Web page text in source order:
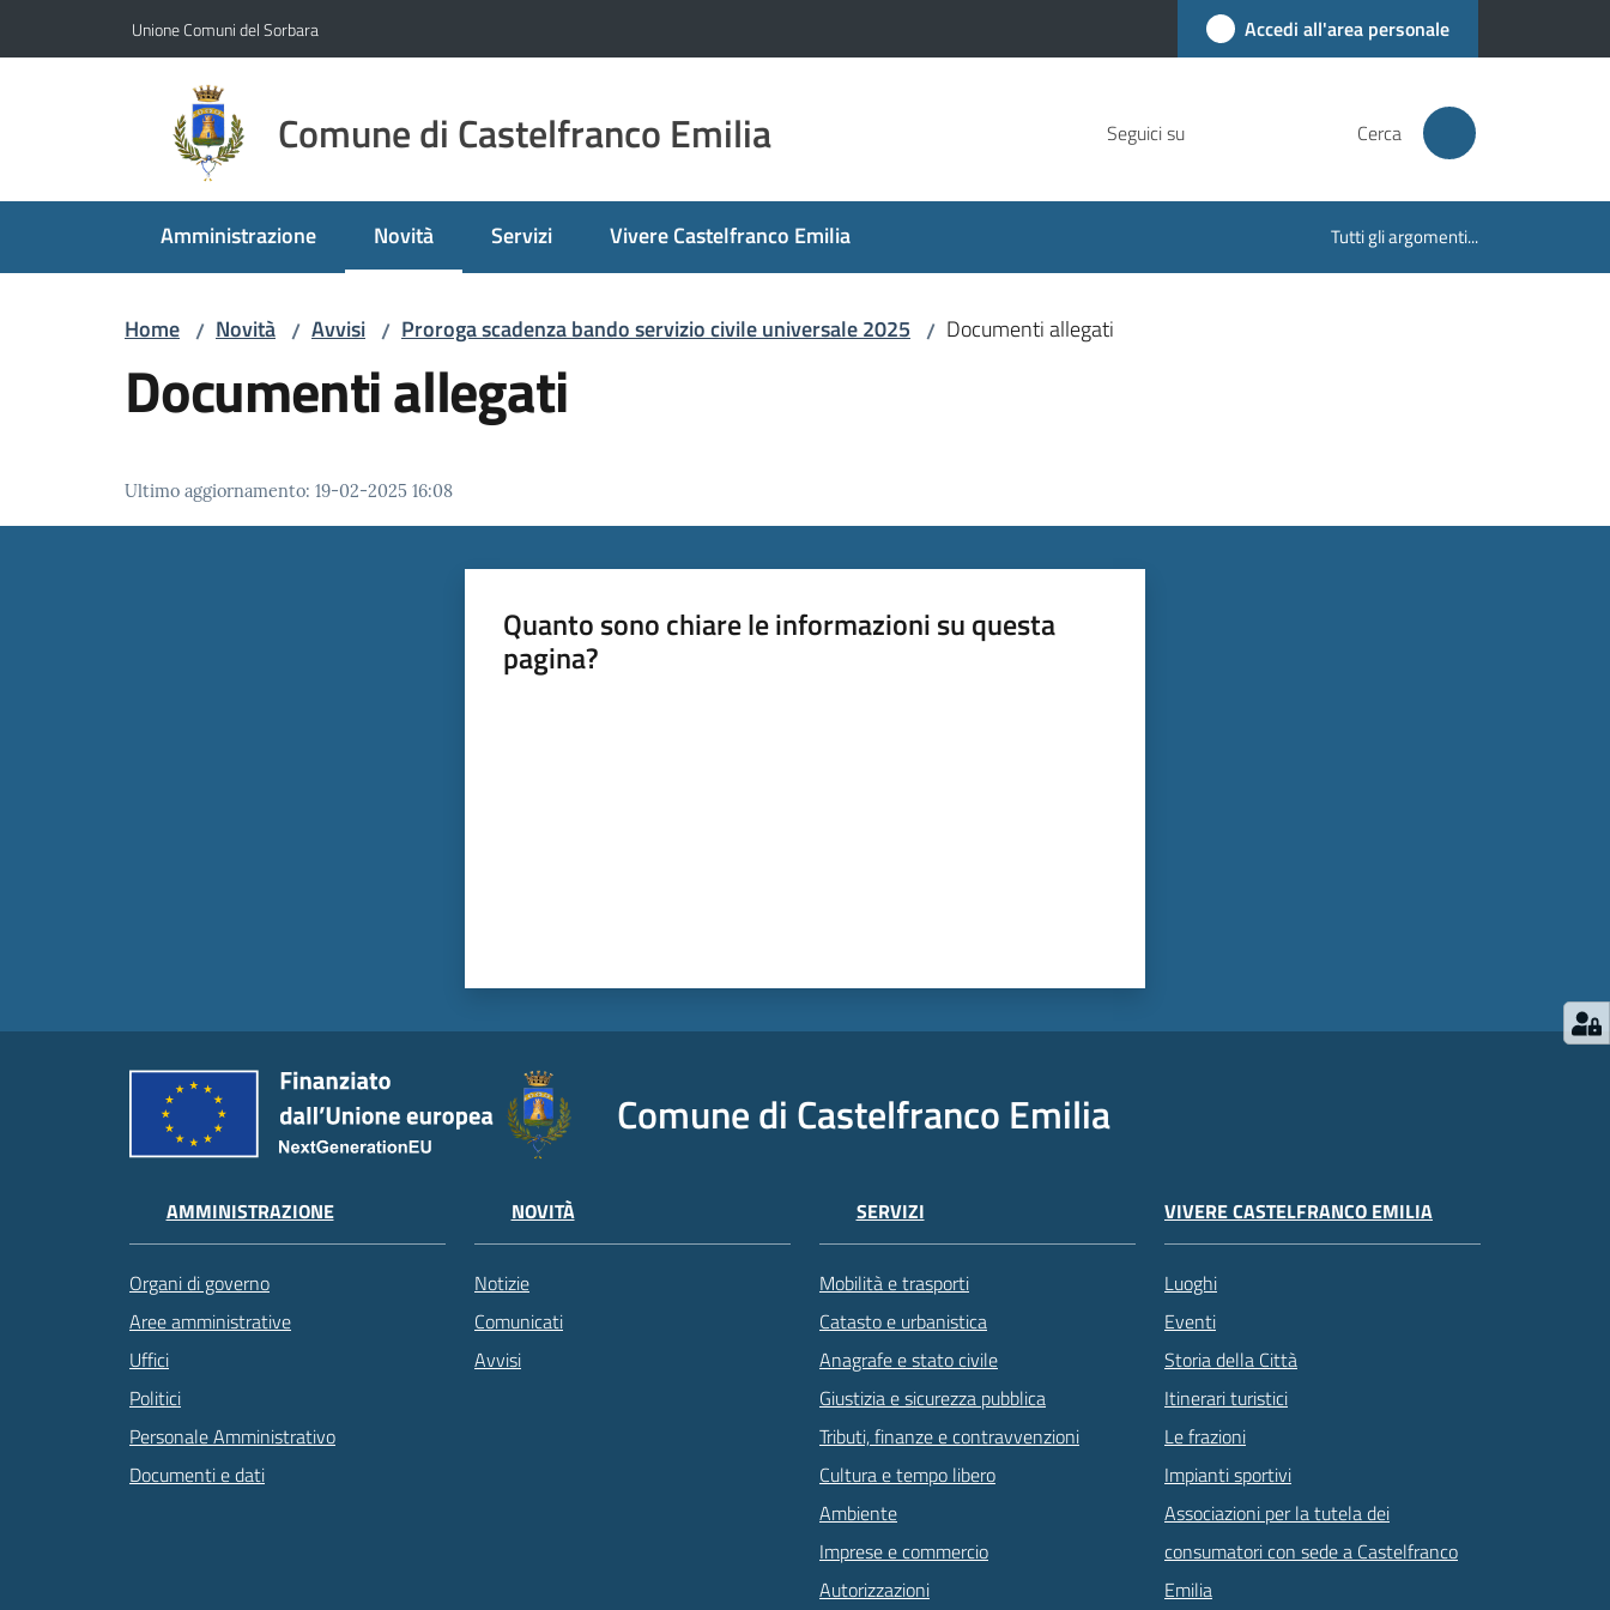
Unione Comuni del Sorbara Accedi all'area personale
Comune di Castelfranco Emilia Seguici su Cerca
Amministrazione Novità
Menu selezionato
Servizi Vivere Castelfranco Emilia Tutti gli argomenti...
Home / Novità / Avvisi / Proroga scadenza bando servizio civile universale 2025 / Documenti allegati
Documenti allegati
Ultimo aggiornamento: 19-02-2025 16:08
Quanto sono chiare le informazioni su questa
pagina?
Comune di Castelfranco Emilia
AMMINISTRAZIONE
Organi di governo
Aree amministrative
Uffici
Politici
Personale Amministrativo
Documenti e dati
NOVITÀ
Notizie
Comunicati
Avvisi
SERVIZI
Mobilità e trasporti
Catasto e urbanistica
Anagrafe e stato civile
Giustizia e sicurezza pubblica
Tributi, finanze e contravvenzioni
Cultura e tempo libero
Ambiente
Imprese e commercio
Autorizzazioni
VIVERE CASTELFRANCO EMILIA
Luoghi
Eventi
Storia della Città
Itinerari turistici
Le frazioni
Impianti sportivi
Associazioni per la tutela dei
consumatori con sede a Castelfranco
Emilia